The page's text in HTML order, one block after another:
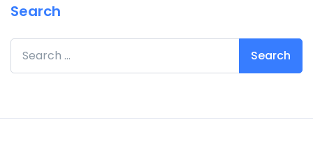
Search
Search for: